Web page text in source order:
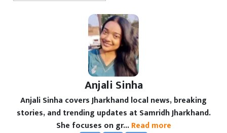
Anjali Sinha
Anjali Sinha covers Jharkhand local news, breaking
stories, and trending updates at Samridh Jharkhand.
She focuses on gr... Read more